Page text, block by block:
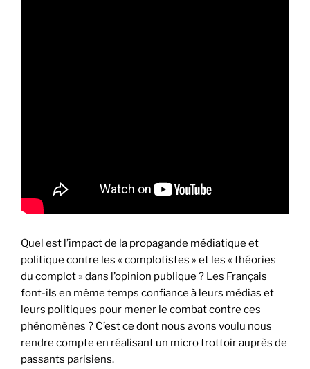
Quel est l’impact de la propagande médiatique et
politique contre les « complotistes » et les « théories
du complot » dans l’opinion publique ? Les Français
font-ils en même temps confiance à leurs médias et
leurs politiques pour mener le combat contre ces
phénomènes ? C’est ce dont nous avons voulu nous
rendre compte en réalisant un micro trottoir auprès de
passants parisiens.